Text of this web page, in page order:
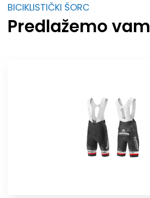
BICIKLISTIČKI ŠORC
Predlažemo vam